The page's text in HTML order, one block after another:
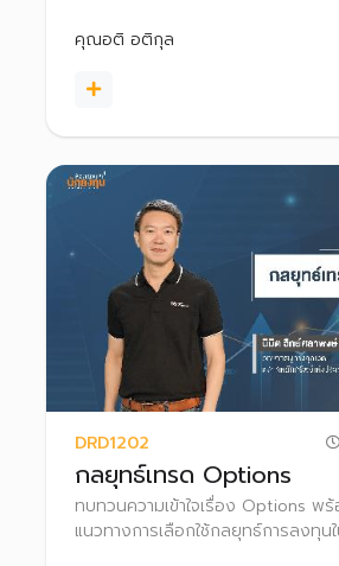
คุณอติ อติกุล
DRD1202
กลยุทธ์เทรด Options
ทบทวนความเข้าใจเรื่อง Options พ
แนวทางการเลือกใช้กลยุทธ์การลงทุน